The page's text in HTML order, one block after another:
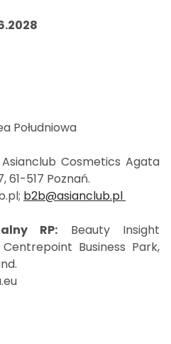
Południowa
Asianclub Cosmetics Agata
61-517 Poznań.
b2b@asianclub.pl
RP: Beauty Insight
Business Park,